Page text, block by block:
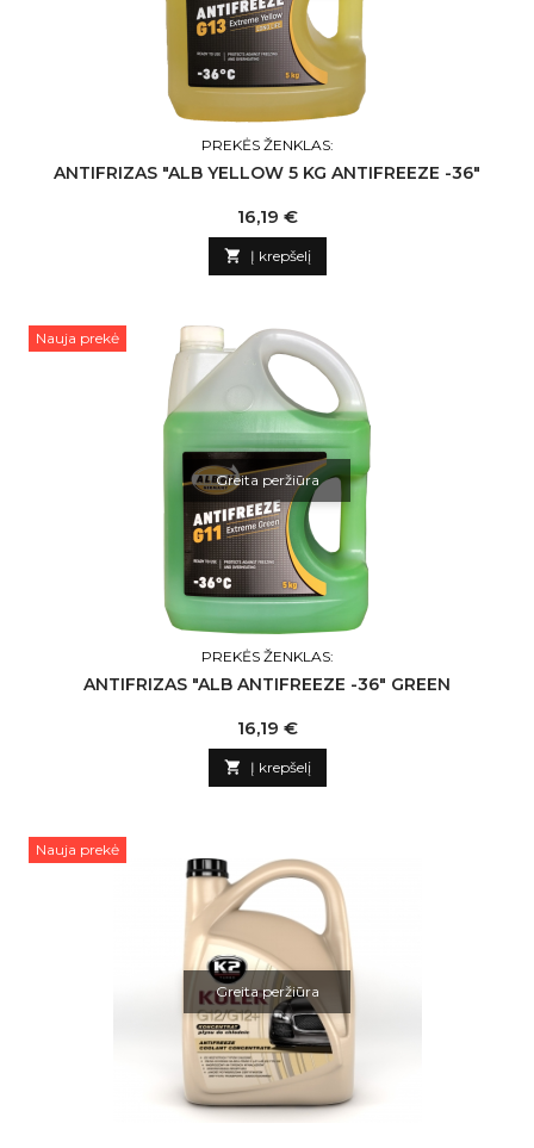
PREKĖS ŽENKLAS:
ANTIFRIZAS "ALB YELLOW 5 KG ANTIFREEZE -36"
Kaina
16,19 €
 Į krepšelį
Nauja prekė
Greita peržiūra
PREKĖS ŽENKLAS:
ANTIFRIZAS "ALB ANTIFREEZE -36" GREEN
Kaina
16,19 €
 Į krepšelį
Nauja prekė
Greita peržiūra